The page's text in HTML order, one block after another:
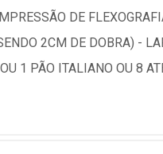
DE
2CM DE DOBRA) -
1 PÃO ITALIANO OU 8